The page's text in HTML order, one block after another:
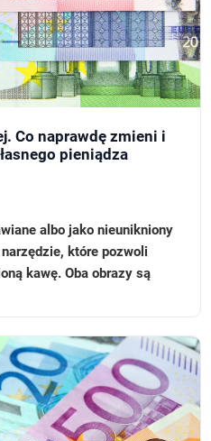
Co naprawdę zmieni i
pieniądza
albo jako nieunikniony
które pozwoli
kawę. Oba obrazy są